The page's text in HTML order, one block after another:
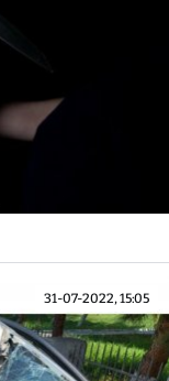
31-07-2022, 15:05